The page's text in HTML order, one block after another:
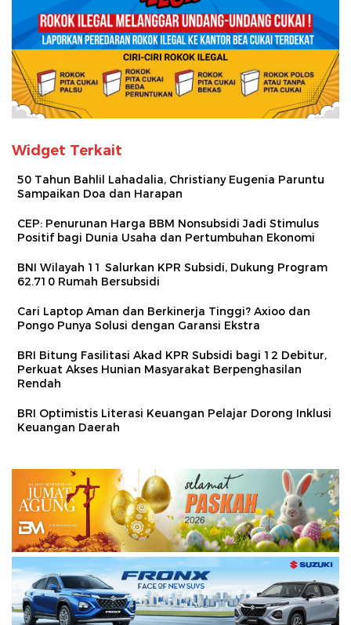
Widget Terkait
50 Tahun Bahlil Lahadalia, Christiany Eugenia Paruntu
Sampaikan Doa dan Harapan
CEP: Penurunan Harga BBM Nonsubsidi Jadi Stimulus
Positif bagi Dunia Usaha dan Pertumbuhan Ekonomi
BNI Wilayah 11 Salurkan KPR Subsidi, Dukung Program
62.710 Rumah Bersubsidi
Cari Laptop Aman dan Berkinerja Tinggi? Axioo dan
Pongo Punya Solusi dengan Garansi Ekstra
BRI Bitung Fasilitasi Akad KPR Subsidi bagi 12 Debitur,
Perkuat Akses Hunian Masyarakat Berpenghasilan
Rendah
BRI Optimistis Literasi Keuangan Pelajar Dorong Inklusi
Keuangan Daerah